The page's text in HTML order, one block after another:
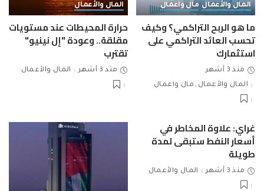
المال والأعمال مال واعمال
ما هو الربح التراكمي؟ وكيف
تحسب العائد التراكمي على
استثمارك
منذ 3 أشهر
المال والأعمال
مال واعمال
المال والأعمال
حرارة المحيطات عند مستويات
مقلقة.. وعودة "إل نينيو"
تقترب
منذ 3 أشهر المال والأعمال
غراي: علاوة المخاطر في
أسعار النفط ستبقى لمدة
طويلة
منذ 3 أشهر المال والأعمال